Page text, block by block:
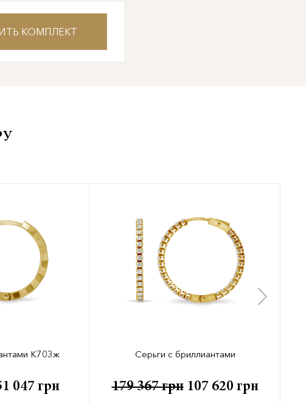
КОМПЛЕКТ
К703ж
047 грн
Серьги с бриллиантами
179 367грн 107 620 грн